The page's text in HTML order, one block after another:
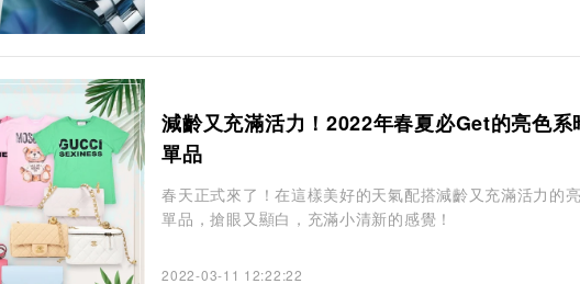
減齡又充滿活力！2022年春夏必Get的亮色系
單品
春天正式來了！在這樣美好的天氣配搭減齡又充滿活力的
單品，搶眼又顯白，充滿小清新的感覺！
2022-03-11 12:22:22